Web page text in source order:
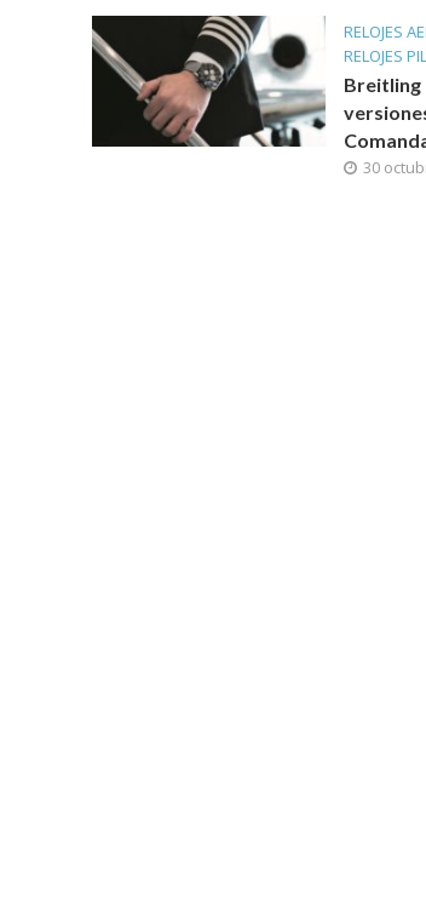
RELOJES
RELOJES
Breitling
30